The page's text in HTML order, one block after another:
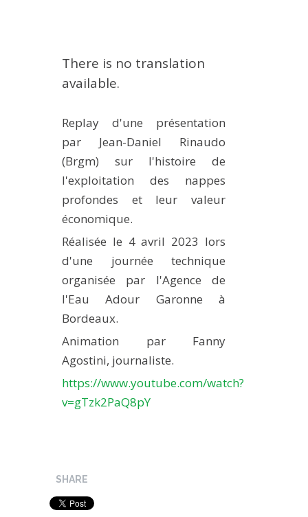
TRAINING COURSES
ENGINEERING
EDUCATION AND TRAINING
DOCTORAL TRAINING
THESES IN PROGRESS
PRODUCTION
METHODS AND TOOLS
PUBLICATIONS SUR HAL
WORKING PAPERS
There is no translation
available.
Replay d'une présentation
par Jean-Daniel Rinaudo
(Brgm) sur l'histoire de
l'exploitation des nappes
profondes et leur valeur
économique.
Réalisée le 4 avril 2023 lors
d'une journée technique
organisée par l'Agence de
l'Eau Adour Garonne à
Bordeaux.
Animation par Fanny
Agostini, journaliste.
https://www.youtube.com/watch?
v=gTzk2PaQ8pY
SHARE